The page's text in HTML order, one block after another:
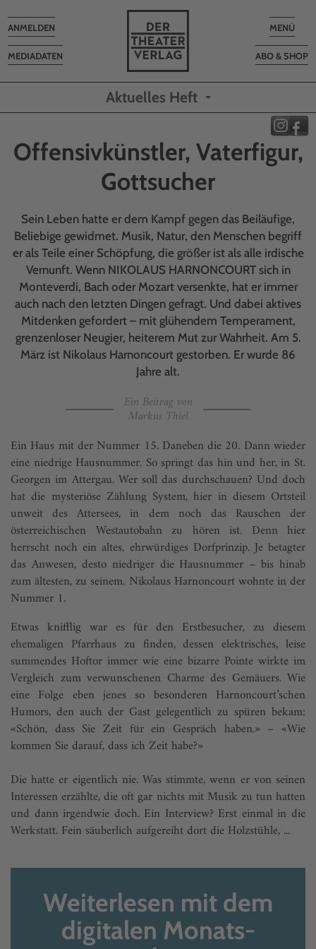
Toggle
MENÜ
ABO & SHOP
MEDIADATEN
Toggle
navigation
ANMELDEN
Aktuelles Heft
Offensivkünstler, Vaterfigur,
Gottsucher
Sein Leben hatte er dem Kampf gegen das Beiläufige,
Beliebige gewidmet. Musik, Natur, den Menschen begriff
er als Teile einer Schöpfung, die größer ist als alle irdische
Vernunft. Wenn NIKOLAUS HARNONCOURT sich in
Monteverdi, Bach oder Mozart versenkte, hat er immer
auch nach den letzten Dingen gefragt. Und dabei aktives
Mitdenken gefordert – mit glühendem Temperament,
grenzenloser Neugier, heiterem Mut zur Wahrheit. Am 5.
März ist Nikolaus Harnoncourt gestorben. Er wurde 86
Jahre alt.
Ein Beitrag von
Markus Thiel
Ein Haus mit der Nummer 15. Daneben die 20. Dann wieder
eine niedrige Hausnummer. So springt das hin und her, in St.
Georgen im Attergau. Wer soll das durchschauen? Und doch
hat die mysteriöse Zählung System, hier in diesem Ortsteil
unweit des Attersees, in dem noch das Rauschen der
österreichischen Westautobahn zu hören ist. Denn hier
herrscht noch ein altes, ehrwürdiges Dorfprinzip. Je betagter
das Anwesen, desto niedriger die Hausnummer – bis hinab
zum ältesten, zu seinem. Nikolaus Harnoncourt wohnte in der
Nummer 1.
Etwas knifflig war es für den Erstbesucher, zu diesem
ehemaligen Pfarrhaus zu finden, dessen elektrisches, leise
summendes Hoftor immer wie eine bizarre Pointe wirkte im
Vergleich zum verwunschenen Charme des Gemäuers. Wie
eine Folge eben jenes so besonderen Harnoncourt’schen
Humors, den auch der Gast gelegentlich zu spüren bekam:
«Schön, dass Sie Zeit für ein Gespräch haben.» – «Wie
kommen Sie darauf, dass ich Zeit habe?»
Die hatte er eigentlich nie. Was stimmte, wenn er von seinen
Interessen erzählte, die oft gar nichts mit Musik zu tun hatten
und dann irgendwie doch. Ein Interview? Erst einmal in die
Werkstatt. Fein säuberlich aufgereiht dort die Holzstühle, ...
Weiterlesen mit dem
digitalen Monats-